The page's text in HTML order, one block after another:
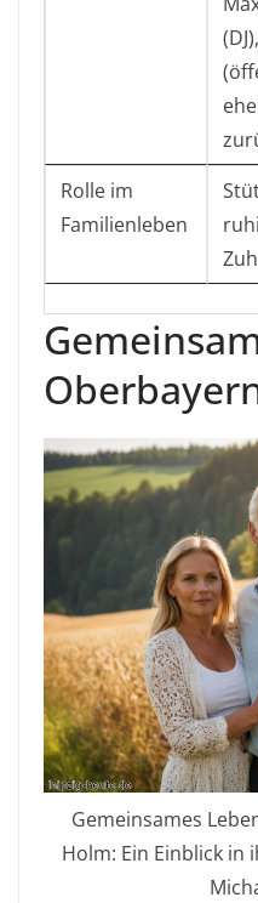
Rolle im
Familienleben
Gemeinsames
Holm: Ein Einblick in